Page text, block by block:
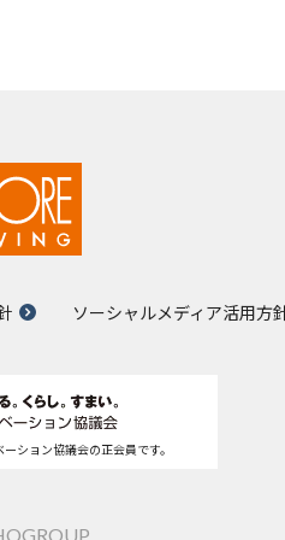
ソーシャルメディア活用方
ション協議会の正会員です。